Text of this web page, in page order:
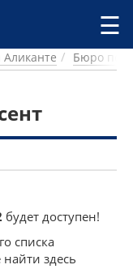
☰
Бюро
будет доступен!
списка
здесь